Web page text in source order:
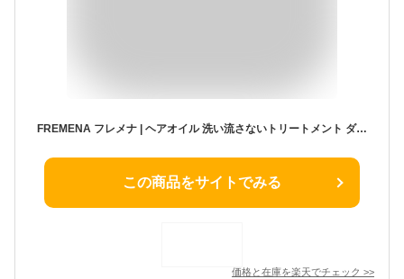
FREMENA フレメナ | ヘアオイル 洗い流さないトリートメント ダメージケア 補修 スタイリング 熱から守る 金木犀 キンモクセイ 紅茶の香り アールグレイ アウトバス ヘアトリートメント おすすめ 100ml 送料無料
この商品をサイトでみる
価格と在庫を楽天でチェック >>